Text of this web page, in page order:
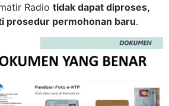
Radio tidak dapat diproses,
prosedur permohonan baru.